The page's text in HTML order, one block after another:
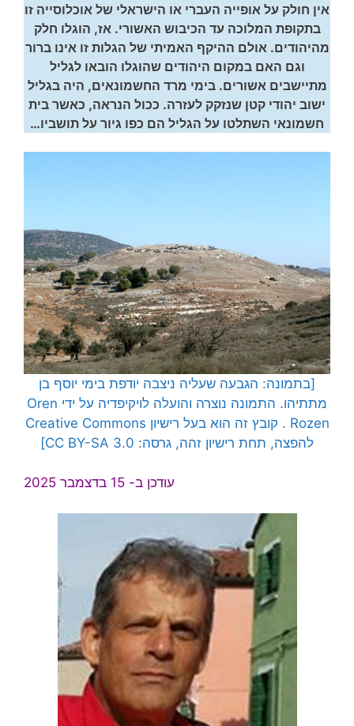
אין חולק על אופייה העברי או הישראלי של אוכלוסייה זו
בתקופת המלוכה עד הכיבוש האשורי. אז, הוגלו חלק
מהיהודים. אולם ההיקף האמיתי של הגלות זו אינו ברור
וגם האם במקום היהודים שהוגלו הובאו לגליל
מתיישבים אשורים. בימי מרד החשמונאים, היה בגליל
ישוב יהודי קטן שנזקק לעזרה. ככול הנראה, כאשר בית
חשמונאי השתלטו על הגליל הם כפו גיור על תושביו…
[בתמונה: הגבעה שעליה ניצבה יודפת בימי יוסף בן
מתתיהו. התמונה נוצרה והועלה לויקיפדיה על ידי Oren
Rozen
. קובץ זה הוא בעל רישיון Creative Commons
להפצה, תחת רישיון זהה, גרסה: CC BY-SA 3.0]
עודכן ב- 15 בדצמבר 2025